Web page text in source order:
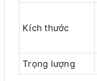
Kích thước
Trọng lượng